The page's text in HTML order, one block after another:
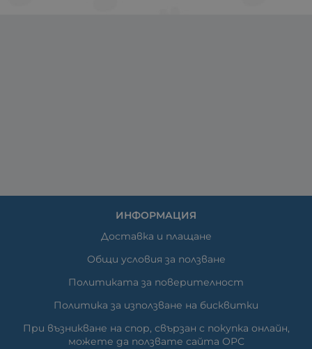
ИНФОРМАЦИЯ
Доставка и плащане
Общи условия за ползване
Политиката за поверителност
Политика за използване на бисквитки
При възникване на спор, свързан с покупка онлайн,
можете да ползвате сайта ОРС